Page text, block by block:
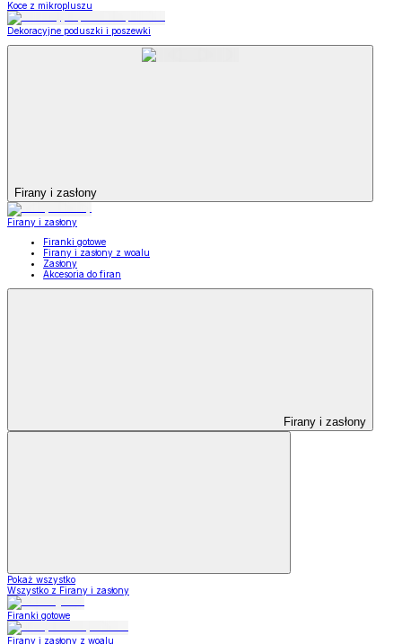
Koce z mikropluszu
Dekoracyjne poduszki i poszewki
Firany i zasłony
Firany i zasłony
Firanki gotowe
Firany i zasłony z woalu
Zasłony
Akcesoria do firan
Firany i zasłony
Pokaż wszystko
Wszystko z Firany i zasłony
Firanki gotowe
Firany i zasłony z woalu